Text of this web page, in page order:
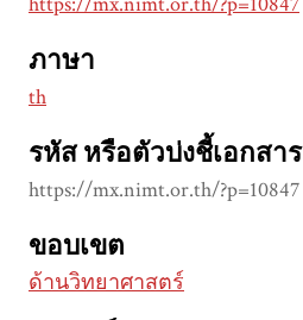
ภาษา
th
รหัส หรือตัวบ่งชี้เอกสาร
https://mx.nimt.or.th/?p=10847
ขอบเขต
ด้านวิทยาศาสตร์